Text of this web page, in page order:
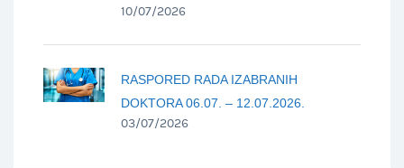
10/07/2026
RASPORED RADA IZABRANIH
DOKTORA 06.07. – 12.07.2026.
03/07/2026